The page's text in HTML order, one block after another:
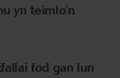
yn teimlo'n
fod gan lun